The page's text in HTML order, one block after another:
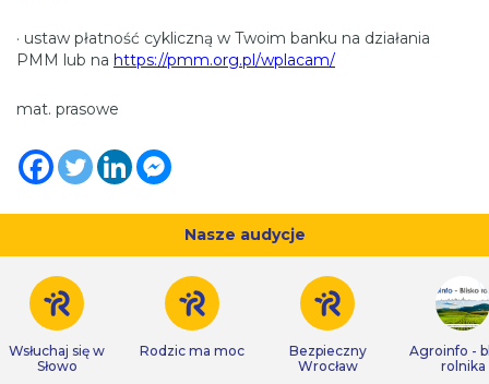
· ustaw płatność cykliczną w Twoim banku na działania
PMM lub na https://pmm.org.pl/wplacam/
mat. prasowe
Nasze audycje
Wsłuchaj się w
Słowo
Rodzic ma moc
Bezpieczny
Wrocław
Agroinfo -
rolnika